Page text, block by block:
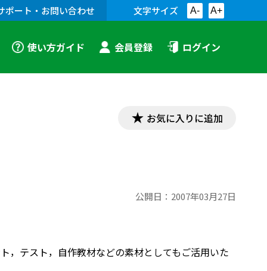
ポート・お問い合わせ 文字サイズ A- A+
使い方ガイド 会員登録 ログイン
お気に入りに追加
公開日： 2007年03月27日
，テスト，自作教材などの素材としてもご活用いた